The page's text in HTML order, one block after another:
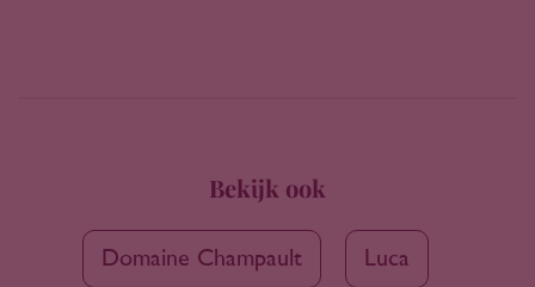
Bekijk ook
Domaine Champault Luca